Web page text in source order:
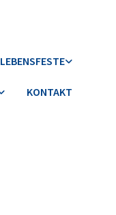
LEBENSFESTE
KONTAKT